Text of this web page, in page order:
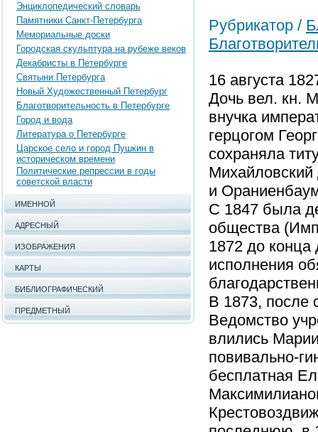
Энциклопедический словарь
Памятники Санкт-Петербурга
Мемориальные доски
Городская скульптура на рубеже веков
Декабристы в Петербурге
Святыни Петербурга
Новый Художественный Петербург
Благотворительность в Петербурге
Город и вода
Литература о Петербурге
Царское село и город Пушкин в
историческом времени
Политические репрессии в годы
советской власти
ИМЕННОЙ
АДРЕСНЫЙ
ИЗОБРАЖЕНИЯ
КАРТЫ
БИБЛИОГРАФИЧЕСКИЙ
ПРЕДМЕТНЫЙ
Рубрикатор /
16 августа
Дочь вел. кн.
внучка
герцогом
сохраняла
Михайловский
и
С 1847 была
общества
1872 до конца
исполнения
В 1873, после
Ведомство
влились
повивально-
бесплатная